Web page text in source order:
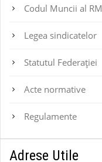
Codul Muncii al RM
Legea sindicatelor
Statutul Federaţiei
Acte normative
Regulamente
Adrese Utile